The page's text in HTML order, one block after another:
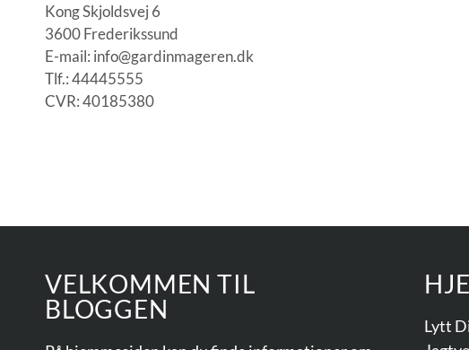
Kong Skjoldsvej 6
3600 Frederikssund
E-mail: info@gardinmageren.dk
Tlf.: 44445555
CVR: 40185380
VELKOMMEN TIL
BLOGGEN
Lytt